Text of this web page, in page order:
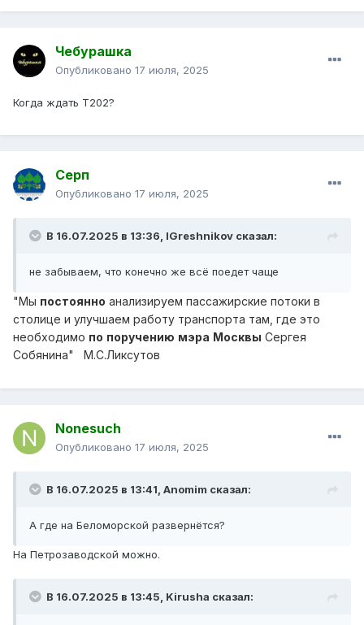
Чебурашка
Опубликовано 17 июля, 2025
Когда ждать Т202?
Серп
Опубликовано 17 июля, 2025
В 16.07.2025 в 13:36, IGreshnikov сказал:
не забываем, что конечно же всё поедет чаще
"Мы постоянно анализируем пассажирские потоки в
столице и улучшаем работу транспорта там, где это
необходимо по поручению мэра Москвы Сергея
Собянина" М.С.Ликсутов
Nonesuch
Опубликовано 17 июля, 2025
В 16.07.2025 в 13:41, Anomim сказал:
А где на Беломорской развернётся?
На Петрозаводской можно.
В 16.07.2025 в 13:45, Kirusha сказал: